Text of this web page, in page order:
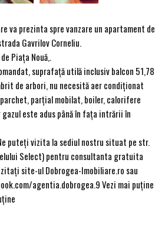
va prezinta spre vanzare un apartament de
Gavrilov Corneliu.
Piața Nouă,.
suprafață utilă inclusiv balcon 51,78
de arbori, nu necesită aer condiționat
parțial mobilat, boiler, calorifere
este adus până în fața intrării în
puteți vizita la sediul nostru situat pe str.
Select) pentru consultanta gratuita
site-ul Dobrogea-Imobiliare.ro sau
agentia.dobrogea.9 Vezi mai puţine